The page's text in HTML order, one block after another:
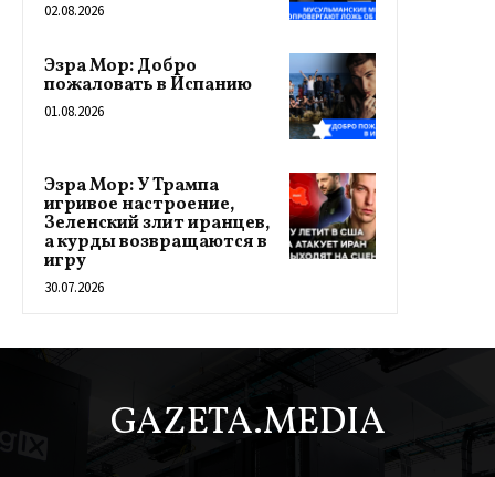
02.08.2026
Эзра Мор: Добро
пожаловать в Испанию
01.08.2026
Эзра Мор: У Трампа
игривое настроение,
Зеленский злит иранцев,
а курды возвращаются в
игру
30.07.2026
GAZETA.MEDIA